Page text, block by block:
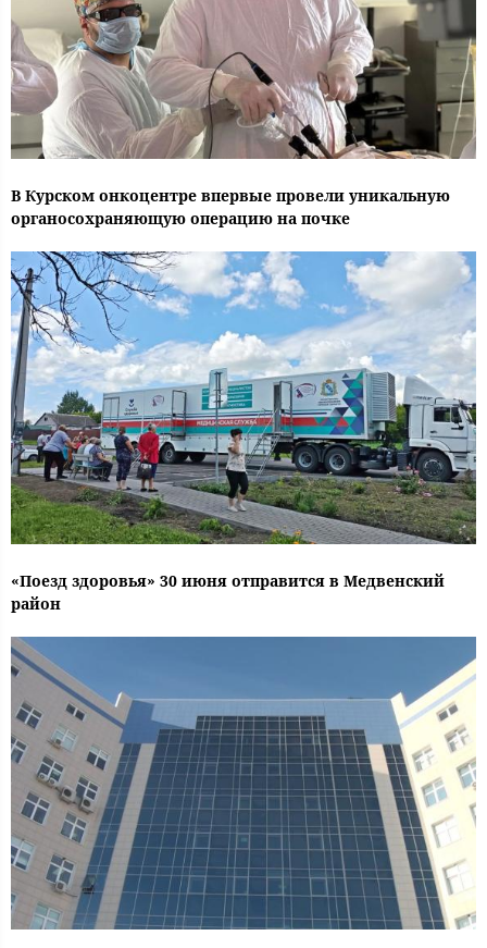
В Курском онкоцентре впервые провели уникальную
органосохраняющую операцию на почке
«Поезд здоровья» 30 июня отправится в Медвенский
район